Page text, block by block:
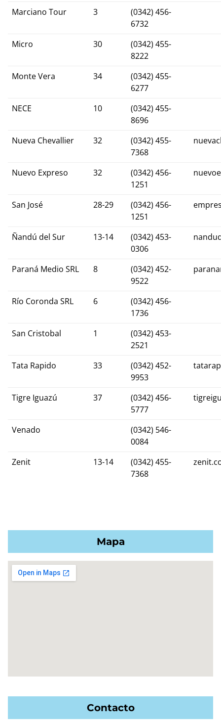
Marciano Tour 3
(0342) 456-
6732
Micro
30
(0342) 455-
8222
Monte Vera
34
(0342) 455-
6277
NECE
10
(0342) 455-
8696
Nueva Chevallier
32
(0342) 455-
7368
Nuevo Expreso 32
(0342) 456-
1251
San José 28-29
(0342) 456-
1251
Ñandú del Sur 13-14
(0342) 453-
0306
Paraná Medio SRL 8
(0342) 452-
9522
Río Coronda SRL 6
(0342) 456-
1736
San Cristobal
1
(0342) 453-
2521
Tata Rapido
33
(0342) 452-
9953
Tigre Iguazú 37
(0342) 456-
5777
Venado
(0342) 546-
0084
Zenit
13-14
(0342) 455-
7368
Mapa
Contacto